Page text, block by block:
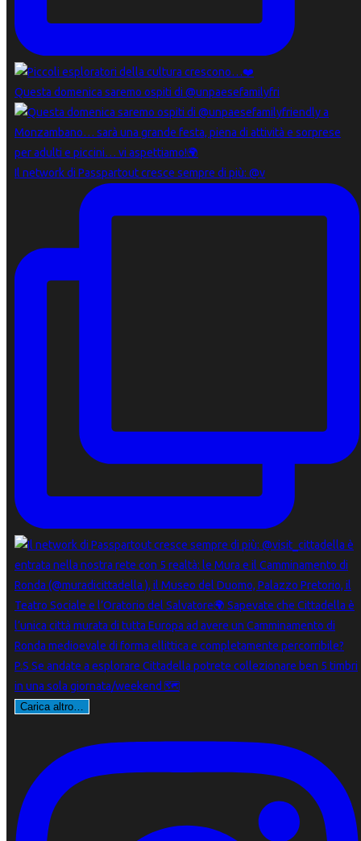
Questa domenica saremo ospiti di @unpaesefamilyfri
Il network di Passpartout cresce sempre di più: @v
Carica altro…